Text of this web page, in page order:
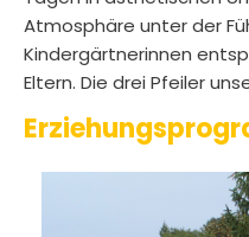
Atmosphäre unter der
Kindergärtnerinnen
Eltern. Die drei Pfeiler